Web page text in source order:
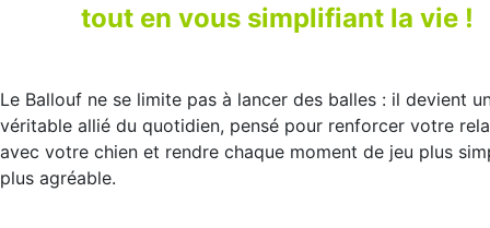
tout en vous simplifiant la vie !
Le Ballouf ne se limite pas à lancer des balles : il devient
véritable allié du quotidien, pensé pour renforcer votre
avec votre chien et rendre chaque moment de jeu plus
plus agréable.